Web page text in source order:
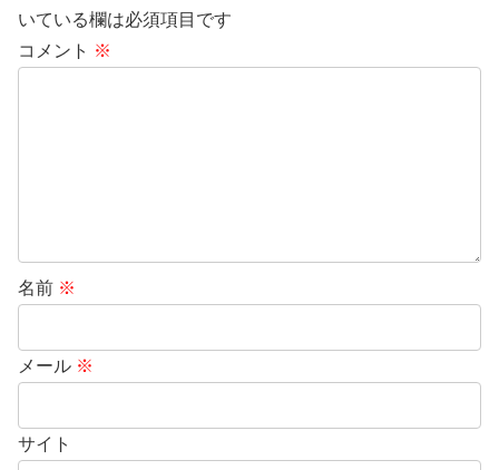
いている欄は必須項目です
コメント ※
名前 ※
メール ※
サイト